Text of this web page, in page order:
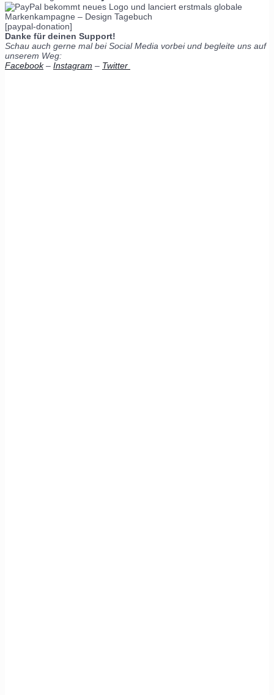
[paypal-donation]
Danke für deinen Support!
Schau auch gerne mal bei Social Media vorbei und begleite uns auf
unserem Weg:
Facebook– Instagram – Twitter